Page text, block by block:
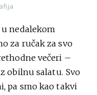
nedalekom
za ručak za svo
večeri –
obilnu salatu. Svo
pa smo kao takvi